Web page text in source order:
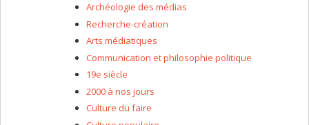
Archéologie des médias
Recherche-création
Arts médiatiques
Communication et philosophie politique
19e siècle
2000 à nos jours
Culture du faire